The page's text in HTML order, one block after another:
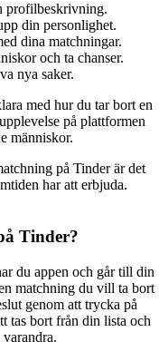
profilbeskrivning.
din personlighet.
dina matchningar.
och ta chanser.
nya saker.
med hur du tar bort en
på plattformen
människor.
på Tinder är det
har att erbjuda.
Tinder?
du appen och går till din
matchning du vill ta bort
genom att trycka på
tas bort från din lista och